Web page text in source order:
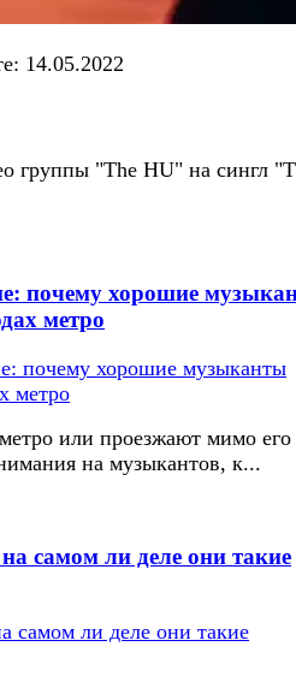
14.05.2022
группы "The HU" на сингл
почему хорошие
метро
или проезжают мимо его
на музыкантов, к...
самом ли деле они такие